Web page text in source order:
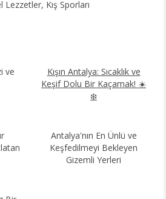
Kış Sporları
ve
Kışın Antalya: Sıcaklık ve
Keşif Dolu Bir Kaçamak! ☀️
❄️
Antalya'nın En Ünlü ve
Keşfedilmeyi Bekleyen
Gizemli Yerleri